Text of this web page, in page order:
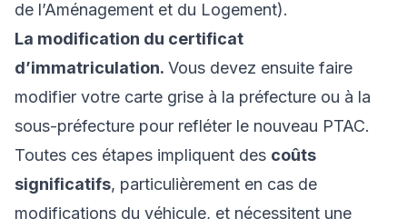
de l’Aménagement et du Logement).
La modification du certificat
d’immatriculation. Vous devez ensuite faire
modifier votre carte grise à la préfecture ou à la
sous-préfecture pour refléter le nouveau PTAC.
Toutes ces étapes impliquent des coûts
significatifs, particulièrement en cas de
modifications du véhicule, et nécessitent une